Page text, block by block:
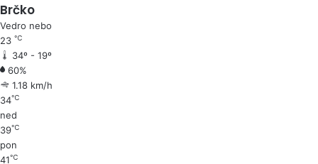
Brčko
Vedro nebo
23 ℃
34º - 19º
60%
1.18 km/h
34℃
ned
39℃
pon
41℃